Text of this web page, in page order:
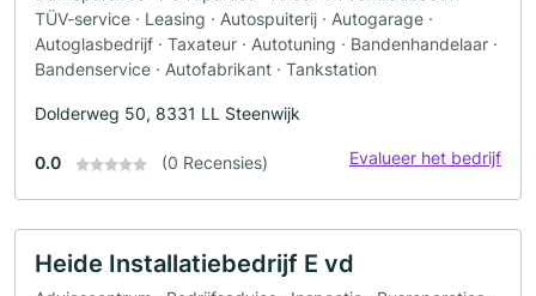
TÜV-service · Leasing · Autospuiterij · Autogarage ·
Autoglasbedrijf · Taxateur · Autotuning · Bandenhandelaar ·
Bandenservice · Autofabrikant · Tankstation
Dolderweg 50, 8331 LL Steenwijk
0.0 (0 Recensies) Evalueer het bedrijf
Heide Installatiebedrijf E vd